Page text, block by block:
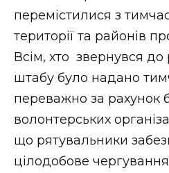
перемістилися з
території та районів
Всім, хто звернувся до
штабу було надано
переважно за рахунок
волонтерських
що рятувальники
цілодобове